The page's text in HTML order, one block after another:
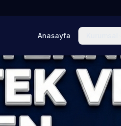
Anasayfa